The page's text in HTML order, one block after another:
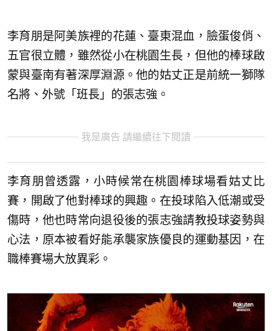
李育朋是阿美族裡的花蓮、臺東混血，臉蛋俊俏、
五官很立體，雖然從小在桃園生長，但他的棒球啟
蒙與臺南有著深厚淵源。他的姑丈正是前統一獅隊
名將、外號「班長」的張志強。
我是廣告 請繼續往下閱讀
李育朋曾透露，小時候常在桃園棒球場看姑丈比
賽，開啟了他對棒球的興趣。在投球陷入低潮或受
傷時，他也時常向退役後的張志強請教投球姿勢與
心法，原本被看好能承襲家族優良的運動基因，在
職棒賽場大放異彩。